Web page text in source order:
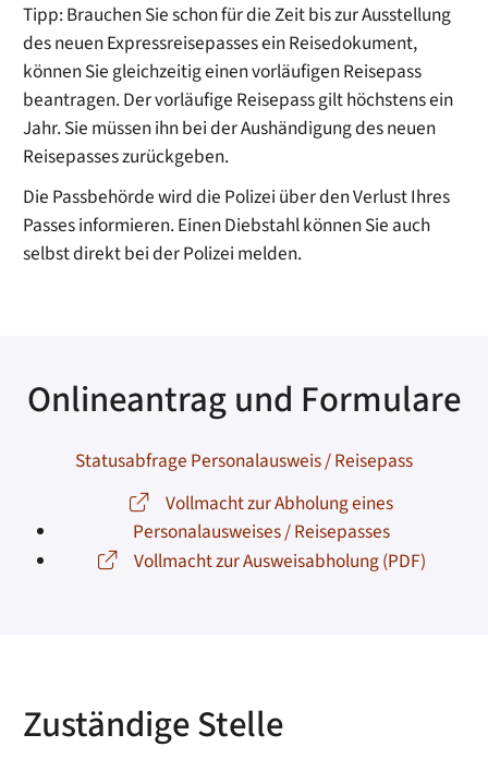
Tipp: Brauchen Sie schon für die Zeit bis zur Ausstellung
des neuen Expressreisepasses ein Reisedokument,
können Sie gleichzeitig einen vorläufigen Reisepass
beantragen. Der vorläufige Reisepass gilt höchstens ein
Jahr. Sie müssen ihn bei der Aushändigung des neuen
Reisepasses zurückgeben.
Die Passbehörde wird die Polizei über den Verlust Ihres
Passes informieren. Einen Diebstahl können Sie auch
selbst direkt bei der Polizei melden.
Onlineantrag und Formulare
Statusabfrage Personalausweis / Reisepass
Vollmacht zur Abholung eines
Personalausweises / Reisepasses
Vollmacht zur Ausweisabholung (PDF)
Zuständige Stelle